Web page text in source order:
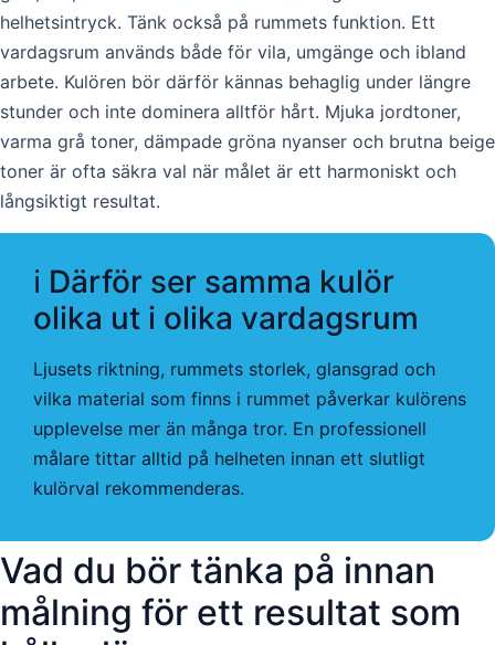
helhetsintryck. Tänk också på rummets funktion. Ett
vardagsrum används både för vila, umgänge och ibland
arbete. Kulören bör därför kännas behaglig under längre
stunder och inte dominera alltför hårt. Mjuka jordtoner,
varma grå toner, dämpade gröna nyanser och brutna beige
toner är ofta säkra val när målet är ett harmoniskt och
långsiktigt resultat.
ℹ️ Därför ser samma kulör
olika ut i olika vardagsrum
Ljusets riktning, rummets storlek, glansgrad och
vilka material som finns i rummet påverkar kulörens
upplevelse mer än många tror. En professionell
målare tittar alltid på helheten innan ett slutligt
kulörval rekommenderas.
Vad du bör tänka på innan
målning för ett resultat som